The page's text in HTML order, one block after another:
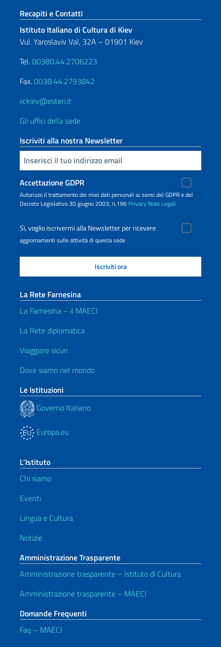
Sezione footer
Recapiti e Contatti
Istituto Italiano di Cultura di Kiev
Vul. Yaroslaviv Val, 32A – 01901 Kiev
Tel.00380.44.2706223
Fax.0038.44.2793842
iickiev@esteri.it
Gli uffici della sede
Iscriviti alla nostra Newsletter
Inserisci la tua email
Accettazione GDPR
Autorizzo il trattamento dei miei dati personali ai sensi del GDPR e del
Decreto Legislativo 30 giugno 2003, n.196 Privacy Note Legali
Sì, voglio iscrivermi alla Newsletter per ricevere
aggiornamenti sulle attività di questa sede
La Rete Farnesina
La Farnesina – il MAECI
La Rete diplomatica
Viaggiare sicuri
Dove siamo nel mondo
Le Istituzioni
Governo Italiano
Europa.eu
L’Istituto
Chi siamo
Eventi
Lingua e Cultura
Notizie
Amministrazione Trasparente
Amministrazione trasparente – Istituto di Cultura
Amministrazione trasparente – MAECI
Domande Frequenti
Faq – MAECI